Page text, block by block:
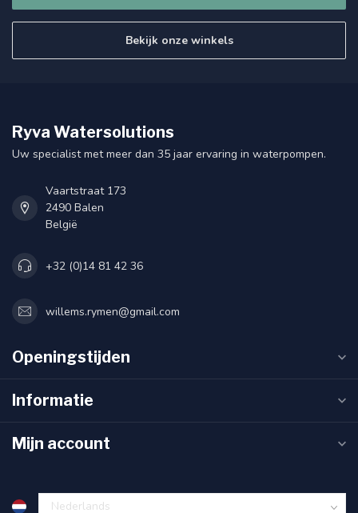
Bekijk onze winkels
Ryva Watersolutions
Uw specialist met meer dan 35 jaar ervaring in waterpompen.
Vaartstraat 173
2490 Balen
België
+32 (0)14 81 42 36
willems.rymen@gmail.com
Openingstijden
Informatie
Mijn account